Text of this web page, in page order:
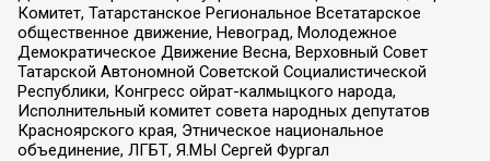
Комитет, Татарстанское Региональное Всетатарское
общественное движение, Невоград, Молодежное
Демократическое Движение Весна, Верховный Совет
Татарской Автономной Советской Социалистической
Республики, Конгресс ойрат-калмыцкого народа,
Исполнительный комитет совета народных депутатов
Красноярского края, Этническое национальное
объединение, ЛГБТ, Я.МЫ Сергей Фургал